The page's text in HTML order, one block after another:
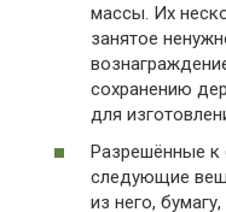
массы. Их
занятое
сохранению
для
Разрешённые
следующие
из него,